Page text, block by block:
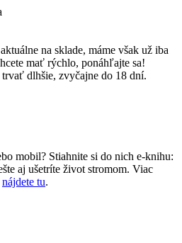
na sklade, máme však už iba
mať rýchlo, ponáhľajte sa!
dlhšie, zvyčajne do 18 dní.
mobil? Stiahnite si do nich e-knihu:
aj ušetríte život stromom. Viac
nájdete tu.